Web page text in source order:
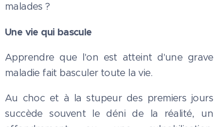
malades ?
Une vie qui bascule
Apprendre que l'on est atteint d'une grave
maladie fait basculer toute la vie.
Au choc et à la stupeur des premiers jours
succède souvent le déni de la réalité, un